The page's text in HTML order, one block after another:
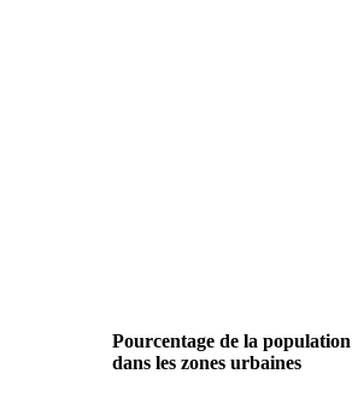
Pourcentage de la population
dans les zones urbaines